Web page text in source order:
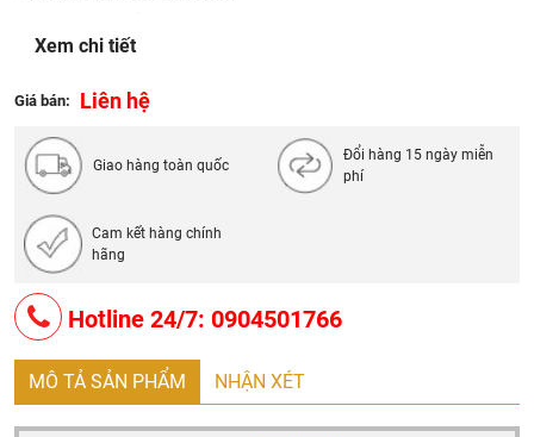
- Mạ: romen golden
- Sản xuất tại: Trung Quốc
- Thương hiệu: Bravat
Xem chi tiết
Giá bán: Liên hệ
Giao hàng toàn quốc
Đổi hàng 15 ngày miễn
phí
Cam kết hàng chính
hãng
Hotline 24/7: 0904501766
MÔ TẢ SẢN PHẨM NHẬN XÉT